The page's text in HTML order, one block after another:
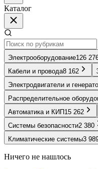
Каталог
Электрооборудование126
Кабели и провода8 162
Электродвигатели и
Распределительное
Автоматика и КИП 15 262
Системы безопасности2 380
Климатические системы3
Ничего не нашлось